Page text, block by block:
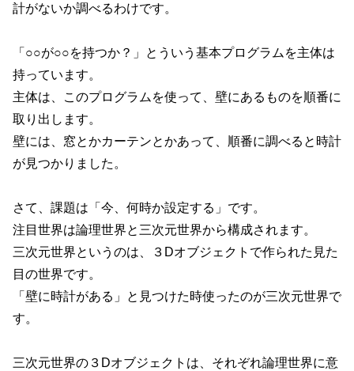
計がないか調べるわけです。
「○○が○○を持つか？」とういう基本プログラムを主体は
持っています。
主体は、このプログラムを使って、壁にあるものを順番に
取り出します。
壁には、窓とかカーテンとかあって、順番に調べると時計
が見つかりました。
さて、課題は「今、何時か設定する」です。
注目世界は論理世界と三次元世界から構成されます。
三次元世界というのは、３Dオブジェクトで作られた見た
目の世界です。
「壁に時計がある」と見つけた時使ったのが三次元世界で
す。
三次元世界の３Dオブジェクトは、それぞれ論理世界に意